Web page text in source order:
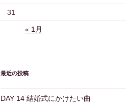
31
« 1月
最近の投稿
DAY 14 結婚式にかけたい曲